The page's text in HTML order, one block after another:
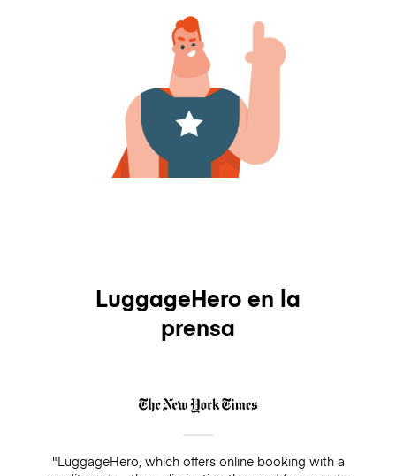
LuggageHero en la
prensa
"LuggageHero, which offers online booking with a